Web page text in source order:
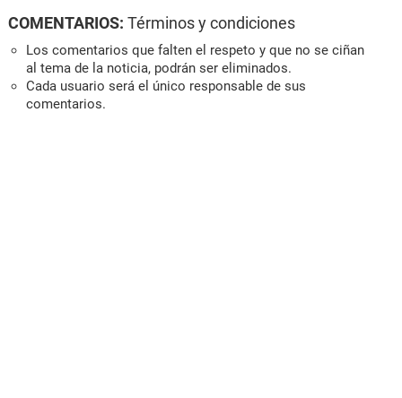
COMENTARIOS: Términos y condiciones
Los comentarios que falten el respeto y que no se ciñan
al tema de la noticia, podrán ser eliminados.
Cada usuario será el único responsable de sus
comentarios.